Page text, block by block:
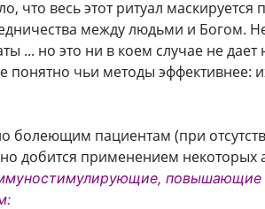
что весь этот ритуал маскируется
между людьми и Богом.
... но это ни в коем случае не дает
понятно чьи методы эффективнее:
болеющим пациентам (при
добится применением некоторых
, повышающие